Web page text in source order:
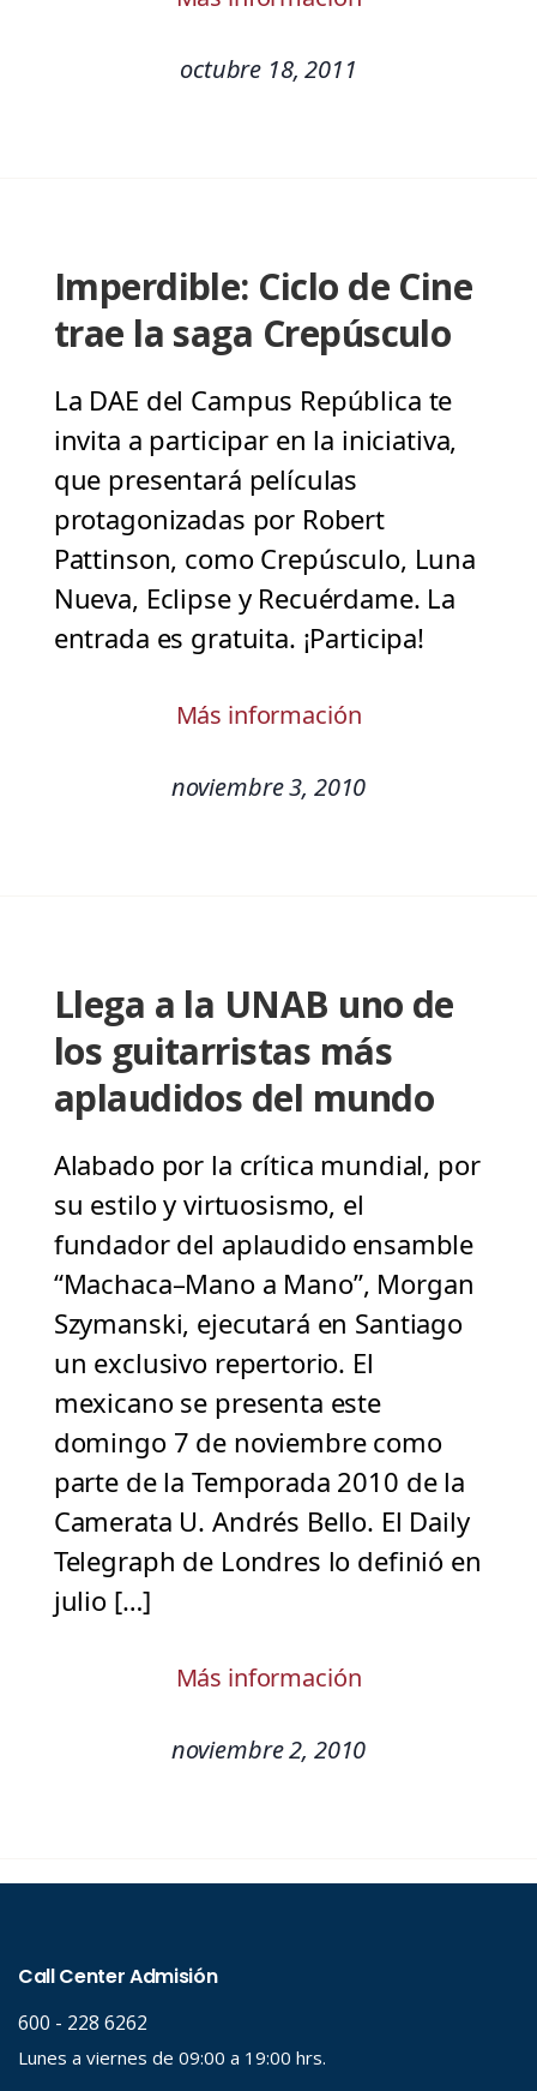
octubre 18, 2011
Imperdible: Ciclo de Cine
trae la saga Crepúsculo
La DAE del Campus República te
invita a participar en la iniciativa,
que presentará películas
protagonizadas por Robert
Pattinson, como Crepúsculo, Luna
Nueva, Eclipse y Recuérdame. La
entrada es gratuita. ¡Participa!
Más información
noviembre 3, 2010
Llega a la UNAB uno de
los guitarristas más
aplaudidos del mundo
Alabado por la crítica mundial, por
su estilo y virtuosismo, el
fundador del aplaudido ensamble
“Machaca–Mano a Mano”, Morgan
Szymanski, ejecutará en Santiago
un exclusivo repertorio. El
mexicano se presenta este
domingo 7 de noviembre como
parte de la Temporada 2010 de la
Camerata U. Andrés Bello. El Daily
Telegraph de Londres lo definió en
julio […]
Más información
noviembre 2, 2010